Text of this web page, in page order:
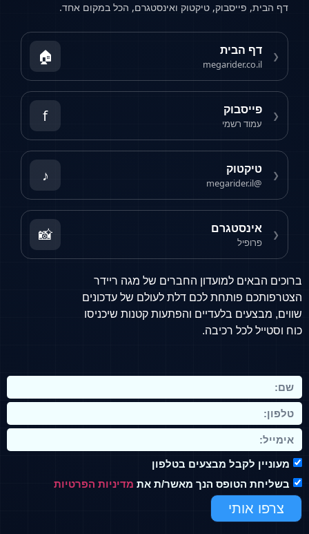
ברוכים הבאים למועדון החברים של מגה ריידר
הצטרפותכם פותחת לכם דלת לעולם של עדכונים
שווים, מבצעים בלעדיים והפתעות קטנות שיכניסו
כוח וסטייל לכל רכיבה.
מעוניין לקבל מבצעים בטלפון
בשליחת הטופס הנך מאשר/ת את מדיניות הפרטיות
צרפו אותי
דף הבית, פייסבוק, טיקטוק ואינסטגרם, הכל במקום אחד.
❮ דף הבית
megarider.co.il
🏠
❮ פייסבוק
עמוד רשמי f
❮ טיקטוק
@megarider.il
♪
❮ אינסטגרם
פרופיל 📸